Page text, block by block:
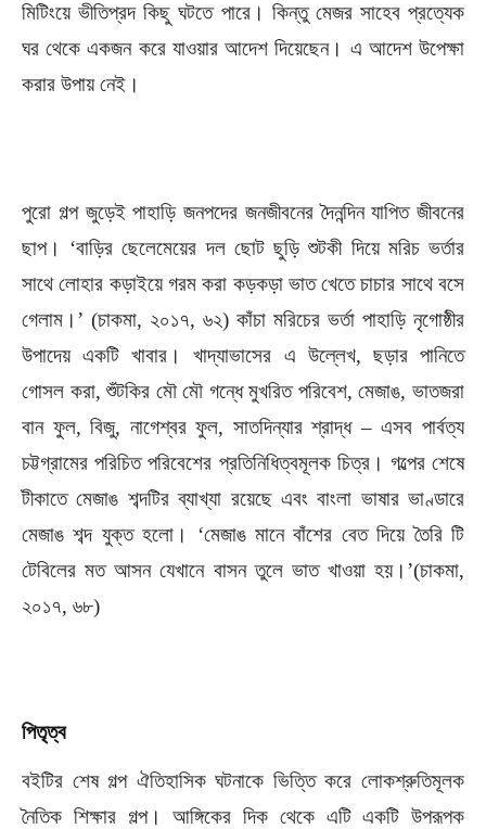
মিটিংয়ে ভীতিপ্রদ কিছু ঘটতে পারে। কিন্তু মেজর সাহেব প্রত্যেক
ঘর থেকে একজন করে যাওয়ার আদেশ দিয়েছেন। এ আদেশ উপেক্ষা
করার উপায় নেই।
পুরো গল্প জুড়েই পাহাড়ি জনপদের জনজীবনের দৈনন্দিন যাপিত জীবনের
ছাপ। ‘বাড়ির ছেলেমেয়ের দল ছোট ছুড়ি শুটকী দিয়ে মরিচ ভর্তার
সাথে লোহার কড়াইয়ে গরম করা কড়কড়া ভাত খেতে চাচার সাথে বসে
গেলাম।’ (চাকমা, ২০১৭, ৬২) কাঁচা মরিচের ভর্তা পাহাড়ি নৃগোষ্ঠীর
উপাদেয় একটি খাবার। খাদ্যাভাসের এ উল্লেখ, ছড়ার পানিতে
গোসল করা, শুঁটকির মৌ মৌ গন্ধে মুখরিত পরিবেশ, মেজাঙ, ভাতজরা
বান ফুল, বিজু, নাগেশ্বর ফুল, সাতদিন্যার শ্রাদ্ধ – এসব পার্বত্য
চট্টগ্রামের পরিচিত পরিবেশের প্রতিনিধিত্বমূলক চিত্র। গল্পের শেষে
টীকাতে মেজাঙ শব্দটির ব্যাখ্যা রয়েছে এবং বাংলা ভাষার ভাণ্ডারে
মেজাঙ শব্দ যুক্ত হলো। ‘মেজাঙ মানে বাঁশের বেত দিয়ে তৈরি টি
টেবিলের মত আসন যেখানে বাসন তুলে ভাত খাওয়া হয়।’(চাকমা,
২০১৭, ৬৮)
পিতৃত্ব
বইটির শেষ গল্প ঐতিহাসিক ঘটনাকে ভিত্তি করে লোকশ্রুতিমূলক
নৈতিক শিক্ষার গল্প। আঙ্গিকের দিক থেকে এটি একটি উপরূপক